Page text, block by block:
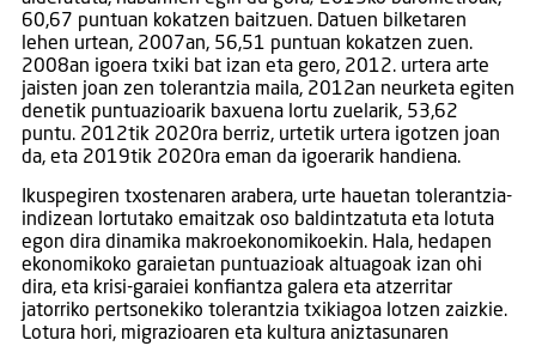
60,67 puntuan kokatzen baitzuen. Datuen bilketaren
lehen urtean, 2007an, 56,51 puntuan kokatzen zuen.
2008an igoera txiki bat izan eta gero, 2012. urtera arte
jaisten joan zen tolerantzia maila, 2012an neurketa egiten
denetik puntuazioarik baxuena lortu zuelarik, 53,62
puntu. 2012tik 2020ra berriz, urtetik urtera igotzen joan
da, eta 2019tik 2020ra eman da igoerarik handiena.
Ikuspegiren txostenaren arabera, urte hauetan tolerantzia-
indizean lortutako emaitzak oso baldintzatuta eta lotuta
egon dira dinamika makroekonomikoekin. Hala, hedapen
ekonomikoko garaietan puntuazioak altuagoak izan ohi
dira, eta krisi-garaiei konfiantza galera eta atzerritar
jatorriko pertsonekiko tolerantzia txikiagoa lotzen zaizkie.
Lotura hori, migrazioaren eta kultura aniztasunaren